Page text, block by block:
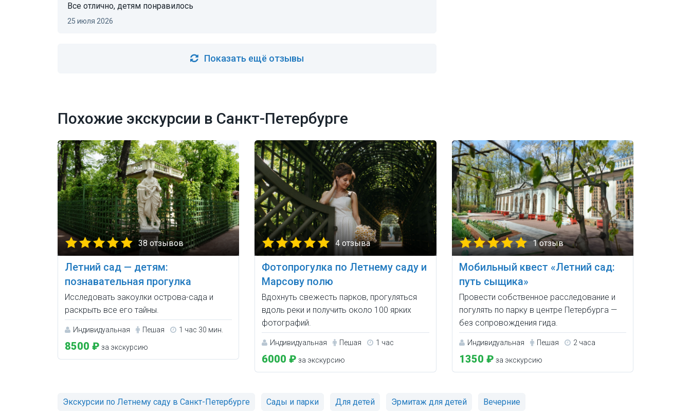
все отлично, детям понравилось
25 июля 2026
Показать ещё отзывы
Похожие экскурсии в Санкт-Петербурге
38 отзывов
Летний сад — детям:
познавательная прогулка
Исследовать закоулки острова-сада и
раскрыть все его тайны.
Индивидуальная Пешая 1 час 30 мин.
8500 ₽ за экскурсию
4 отзыва
Фотопрогулка по Летнему саду и
Марсову полю
Вдохнуть свежесть парков, прогуляться
вдоль реки и получить около 100 ярких
фотографий.
Индивидуальная Пешая 1 час
6000 ₽ за экскурсию
1 отзыв
Мобильный квест «Летний сад:
путь сыщика»
Провести собственное расследование и
погулять по парку в центре Петербурга —
без сопровождения гида.
Индивидуальная Пешая 2 часа
1350 ₽ за экскурсию
Экскурсии по Летнему саду в Санкт-Петербурге Сады и парки Для детей Эрмитаж для детей Вечерние